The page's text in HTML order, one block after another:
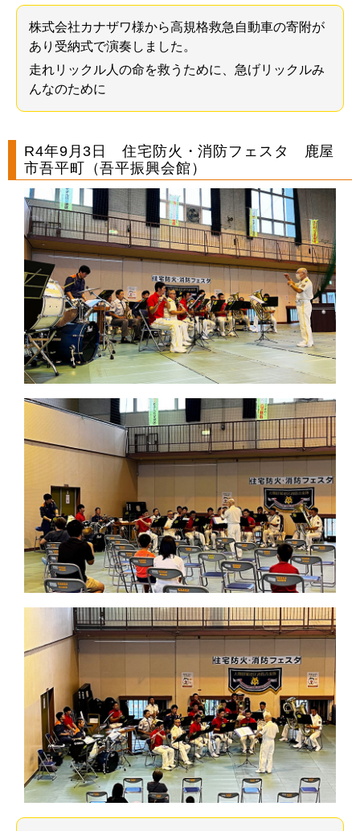
株式会社カナザワ様から高規格救急自動車の寄附が
あり受納式で演奏しました。
走れリックル人の命を救うために、急げリックルみ
んなのために
R4年9月3日 住宅防火・消防フェスタ 鹿屋
市吾平町（吾平振興会館）